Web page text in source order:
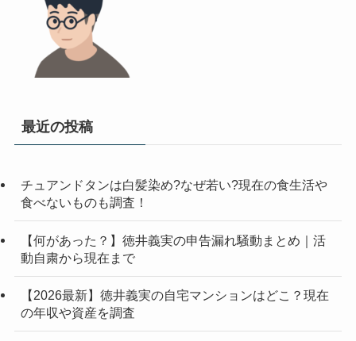
最近の投稿
チュアンドタンは白髪染め?なぜ若い?現在の食生活や
食べないものも調査！
【何があった？】徳井義実の申告漏れ騒動まとめ｜活
動自粛から現在まで
【2026最新】徳井義実の自宅マンションはどこ？現在
の年収や資産を調査